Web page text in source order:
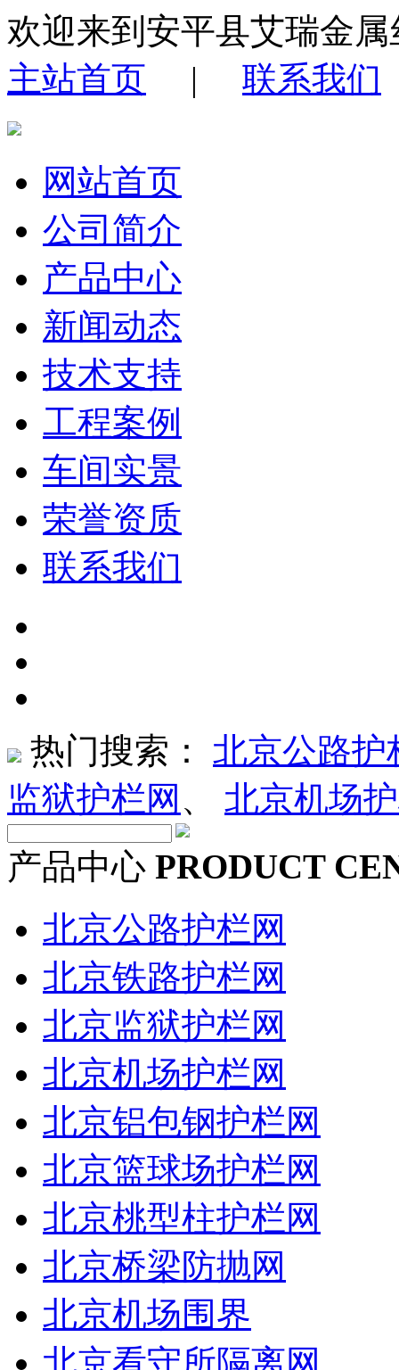
欢迎来到安平县艾瑞金
主站首页 | 联系我们
网站首页
公司简介
产品中心
新闻动态
技术支持
工程案例
车间实景
荣誉资质
联系我们
热门搜索： 北京公路护
监狱护栏网 、 北京机场
产品中心 PRODUCT
北京公路护栏网
北京铁路护栏网
北京监狱护栏网
北京机场护栏网
北京铝包钢护栏网
北京篮球场护栏网
北京桃型柱护栏网
北京桥梁防抛网
北京机场围界